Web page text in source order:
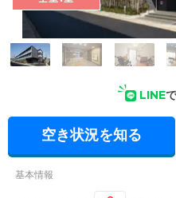
LINE
空き状況を知る
基本情報